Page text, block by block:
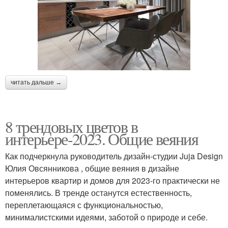
читать дальше →
8 трендовых цветов в
интерьере-2023. Общие веяния
Как подчеркнула руководитель дизайн-студии Juja Design
Юлия Овсянникова , общие веяния в дизайне
интерьеров квартир и домов для 2023-го практически не
поменялись. В тренде останутся естественность,
переплетающаяся с функциональностью,
минималистскими идеями, заботой о природе и себе.